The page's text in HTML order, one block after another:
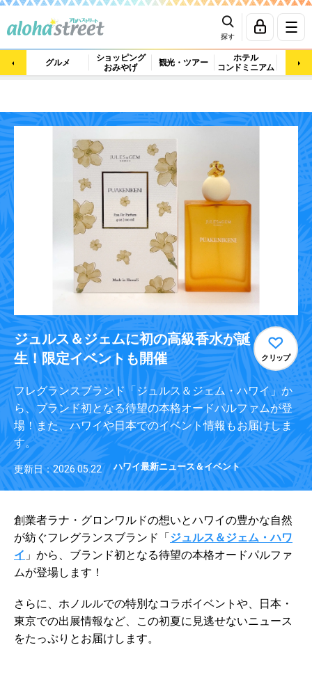
探す
グルメ
ショッピング
おみやげ
観光・ツアー
ホテル
コンドミニアム
マッ
ジュルス＆ジェムに初の高級香水が誕
生！限定イベントも開催
クリップ
フレグランスブランド「ジュルス＆ジェム・ハワイ」か
ら、ブランド初となる待望の本格オードパルファムが登
場！また、ハワイや日本でのイベント情報もお届けしま
す。
更新日：2026.05.22 ハワイ最新ニュース＆イベント
創業者ラナ・グロンワルドの想いとハワイの豊かな自然
が紡ぐフレグランスブランド「ジュルス＆ジェム・ハワ
イ 」から、ブランド初となる待望の本格オードパルファ
ムが登場します！
さらに、ホノルルでの特別なコラボイベントや、日本・
東京での出展情報など、この初夏に見逃せないニュース
をたっぷりとお届けします。